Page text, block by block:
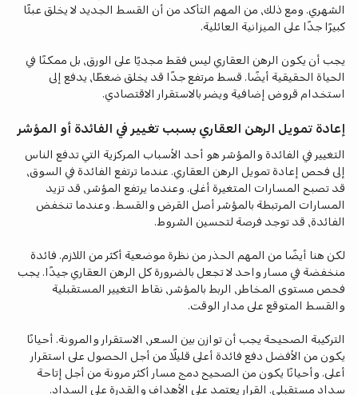
الشهري. ومع ذلك، من المهم التأكد من أن القسط الجديد لا يخلق عبئًا
كبيرًا جدًا على الميزانية العائلية.
يجب أن يكون الرهن العقاري ليس فقط مجديًا على الورق، بل ممكنًا في
الحياة الحقيقية أيضًا. قسط مرتفع جدًا قد يخلق ضغطًا، يدفع إلى
استخدام قروض إضافية ويضر بالاستقرار الاقتصادي.
إعادة تمويل الرهن العقاري بسبب تغيير في الفائدة أو المؤشر
التغيير في الفائدة والمؤشر هو أحد الأسباب المركزية التي تدفع الناس
إلى فحص إعادة تمويل الرهن العقاري. عندما ترتفع الفائدة في السوق،
قد تصبح المسارات المتغيرة أغلى. وعندما يرتفع المؤشر، قد تزيد
المسارات المرتبطة بالمؤشر أصل القرض والقسط. وعندما تنخفض
الفائدة، قد توجد فرصة لتحسين الشروط.
لكن هنا أيضًا من المهم الحذر من نظرة موضعية أكثر من اللازم. فائدة
منخفضة في مسار واحد لا تجعل بالضرورة كل الرهن العقاري جيدًا. يجب
فحص مستوى المخاطر، الربط بالمؤشر، نقاط التغيير المستقبلية
والقسط المتوقع على مدار الوقت.
التركيبة الصحيحة يجب أن توازن بين السعر، الاستقرار والمرونة. أحيانًا
يكون من الأفضل دفع فائدة أعلى قليلًا من أجل الحصول على استقرار
أعلى. وأحيانًا يكون من الصحيح دمج مسار أكثر مرونة من أجل إتاحة
سداد مستقبلي. القرار يعتمد على الأهداف والقدرة على السداد.